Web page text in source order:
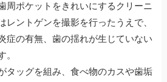
周ポケットをきれいにするクリーニ
レントゲンを撮影を行ったうえで、
症の有無、歯の揺れが生じていない
。
タッグを組み、食べ物のカスや歯垢